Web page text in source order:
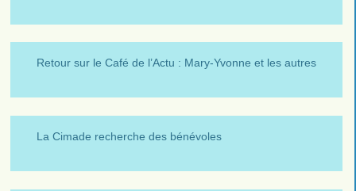
Retour sur le Café de l’Actu : Mary-Yvonne et les autres
La Cimade recherche des bénévoles